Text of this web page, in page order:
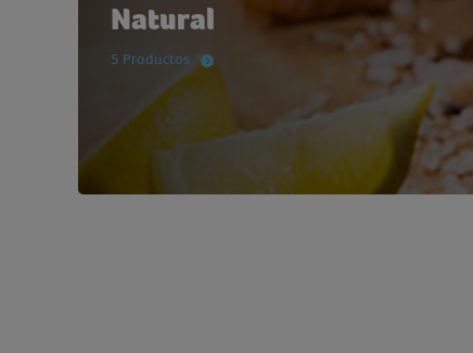
Natural
5 Productos